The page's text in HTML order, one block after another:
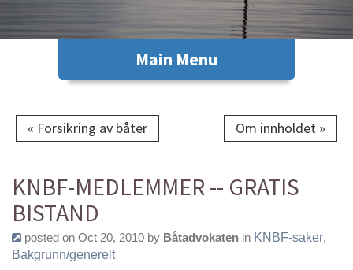
« Forsikring av båter Om innholdet »
KNBF-MEDLEMMER -- GRATIS
BISTAND
posted on Oct 20, 2010 by Båtadvokaten in KNBF-saker,
Bakgrunn/generelt